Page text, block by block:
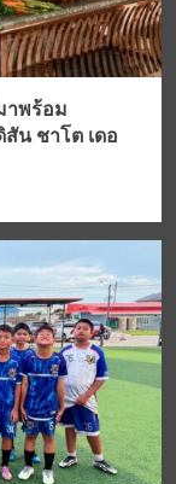
าพร้อม
น ชาโต เดอ